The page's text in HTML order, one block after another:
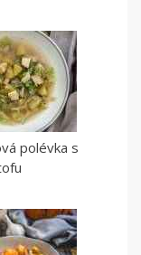
polévka s